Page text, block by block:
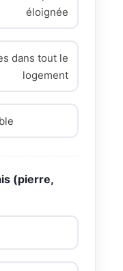
éloignée
dans tout le
logement
(pierre,